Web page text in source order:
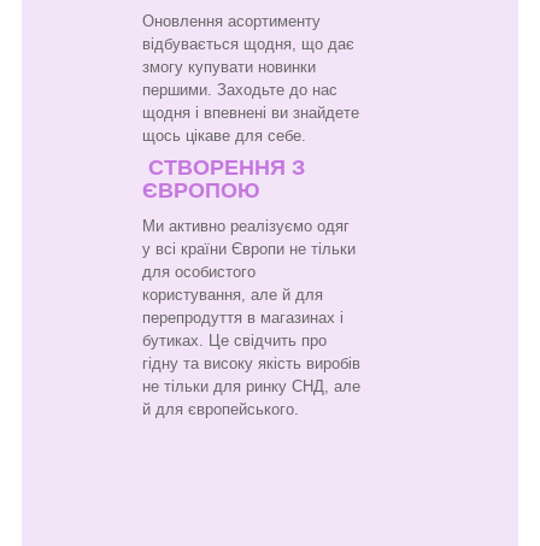
Оновлення асортименту
відбувається щодня, що дає
змогу купувати новинки
першими. Заходьте до нас
щодня і впевнені ви знайдете
щось цікаве для себе.
СТВОРЕННЯ З
ЄВРОПОЮ
Ми активно реалізуємо одяг
у всі країни Європи не тільки
для особистого
користування, але й для
перепродуття в магазинах і
бутиках. Це свідчить про
гідну та високу якість виробів
не тільки для ринку СНД, але
й для європейського.